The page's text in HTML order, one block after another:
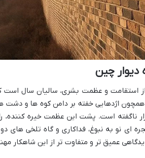
دیوار چین
از استقامت و عظمت بشری، سالیان سال
اژدهایی خفته بر دامن کوه ها و دشت
ناگفته است. پشت این عظمت خیره کننده،
ای نو به نبوغ، فداکاری و گاه تلخی های
عمیق تر و متفاوت تر از این شاهکار